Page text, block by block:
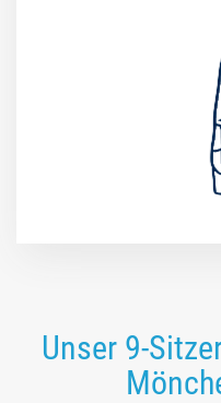
Unser 9-